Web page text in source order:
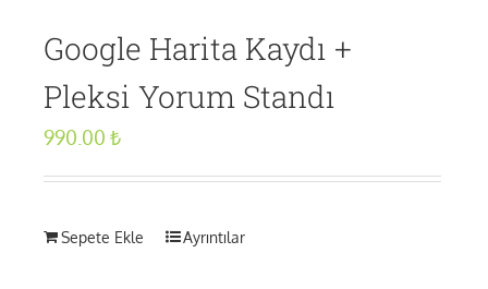
Google Harita Kaydı +
Pleksi Yorum Standı
990.00 ₺
Sepete Ekle Ayrıntılar